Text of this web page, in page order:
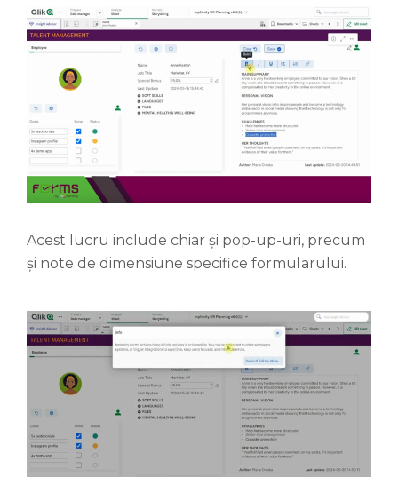
Acest lucru include chiar și pop-up-uri, precum
și note de dimensiune specifice formularului.